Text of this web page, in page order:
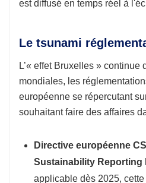
est diffusé en temps réel à
Le tsunami
L’« effet Bruxelles » continue
mondiales, les
européenne se répercutant
souhaitant faire des affaires
Directive européenne
Sustainability Reporting
applicable dès 2025,